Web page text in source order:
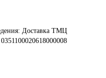
Доставка ТМЦ
0351100020618000008